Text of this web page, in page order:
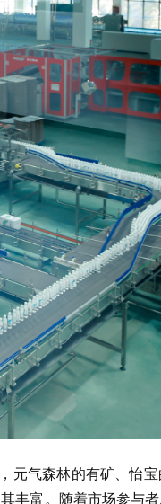
元气森林的有矿、怡宝
丰富。随着市场参与